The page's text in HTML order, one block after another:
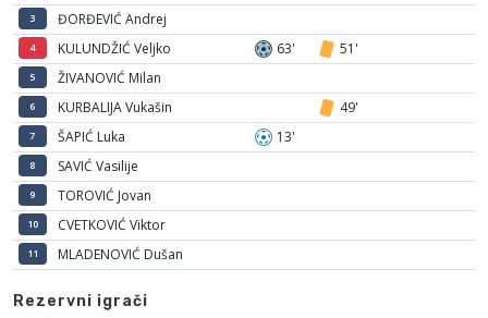
3 ĐORĐEVIĆ Andrej
4 KULUNDŽIĆ Veljko 63' 51'
5 ŽIVANOVIĆ Milan
6 KURBALIJA Vukašin 49'
7 ŠAPIĆ Luka 13'
8 SAVIĆ Vasilije
9 TOROVIĆ Jovan
10 CVETKOVIĆ Viktor
11 MLADENOVIĆ Dušan
Rezervni igrači